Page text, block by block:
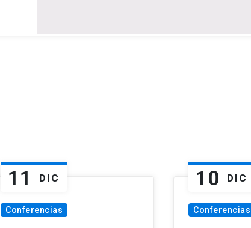
11 DIC
Conferencias
10 DIC
Conferencias